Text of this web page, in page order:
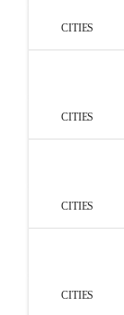
CITIES
CITIES
CITIES
CITIES